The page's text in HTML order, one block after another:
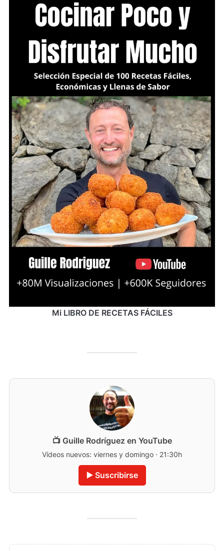
Mi LIBRO DE RECETAS FÁCILES
📺 Guille Rodríguez en YouTube
Vídeos nuevos: viernes y domingo · 21:30h
▶️ Suscribirse